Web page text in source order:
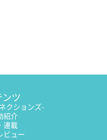
ツ
クションズ-
紹介
連載
ビュー